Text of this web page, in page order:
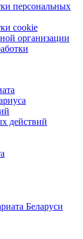
персональных
cookie
организации
действий
Беларуси